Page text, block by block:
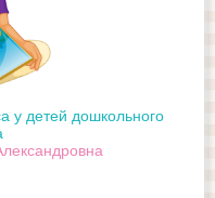
у детей дошкольного